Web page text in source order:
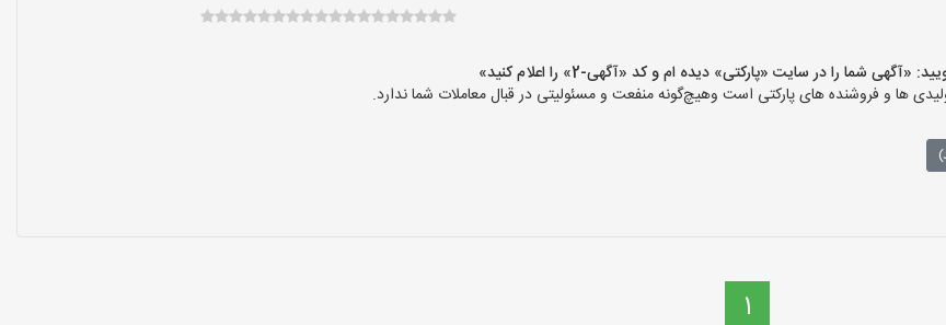
شما را در سایت «پارکتی» دیده ام و کد «آگهی-2» را اعلام کنید»
ها و فروشنده های پارکتی است وهیچ‌گونه منفعت و مسئولیتی در قبال معاملات شما ندارد.
1